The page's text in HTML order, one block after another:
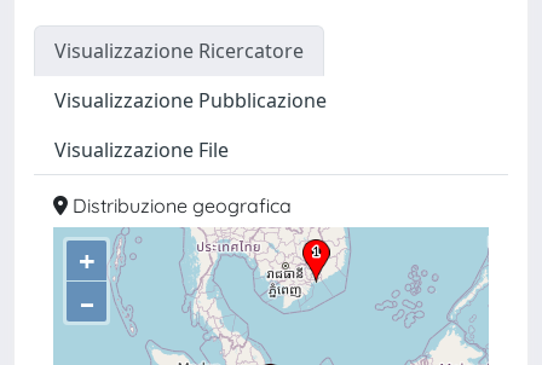
Visualizzazione Ricercatore
Visualizzazione Pubblicazione
Visualizzazione File
Distribuzione geografica
+
–